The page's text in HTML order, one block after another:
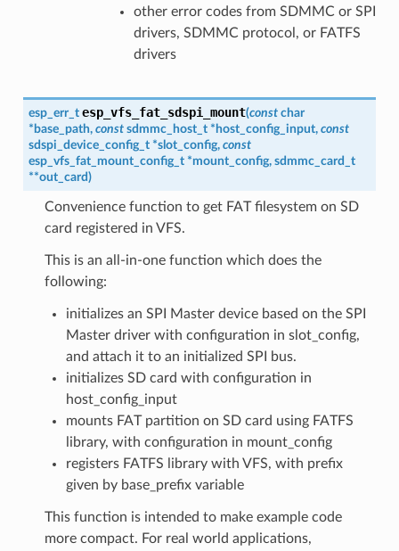
other error codes from SDMMC or SPI
drivers, SDMMC protocol, or FATFS
drivers
esp_err_t esp_vfs_fat_sdspi_mount(const char
* base_path, const sdmmc_host_t * host_config_input, const
sdspi_device_config_t *slot_config, const
esp_vfs_fat_mount_config_t *mount_config, sdmmc_card_t
**out_card)
Convenience function to get FAT filesystem on SD
card registered in VFS.
This is an all-in-one function which does the
following:
initializes an SPI Master device based on the SPI
Master driver with configuration in slot_config,
and attach it to an initialized SPI bus.
initializes SD card with configuration in
host_config_input
mounts FAT partition on SD card using FATFS
library, with configuration in mount_config
registers FATFS library with VFS, with prefix
given by base_prefix variable
This function is intended to make example code
more compact. For real world applications,